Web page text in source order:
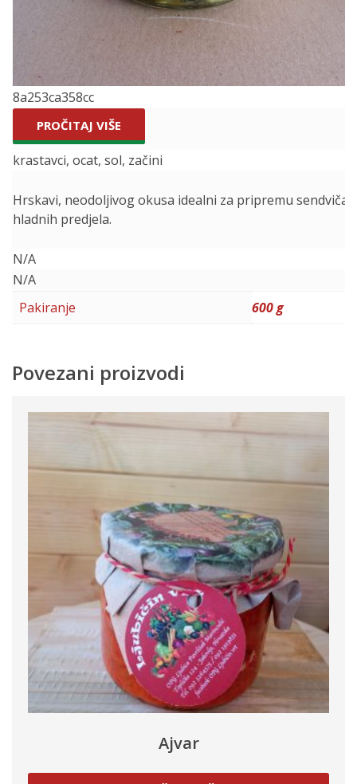
8a253ca358cc
PROČITAJ VIŠE
krastavci, ocat, sol, začini
Hrskavi, neodoljivog okusa idealni za pripremu sendviča,
hladnih predjela.
N/A
N/A
Pakiranje
600 g
Povezani proizvodi
Ajvar